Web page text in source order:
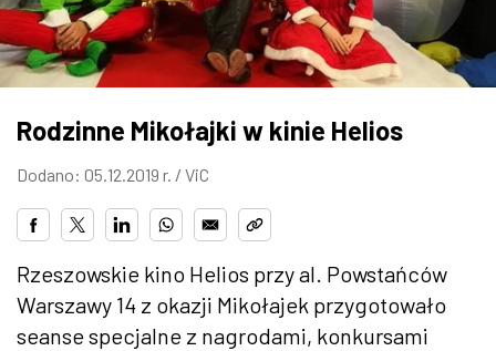
ZDJĘCIA
W RZESZOWIE
Rodzinne Mikołajki w kinie Helios
Dodano: 05.12.2019 r. / ViC
Rzeszowskie kino Helios przy al. Powstańców
Warszawy 14 z okazji Mikołajek przygotowało
seanse specjalne z nagrodami, konkursami